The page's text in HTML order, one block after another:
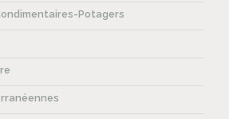
Potagers